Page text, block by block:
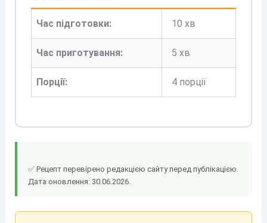
Час підготовки: 10 хв
Час приготування: 5 хв
Порції: 4 порції
✅ Рецепт перевірено редакцією сайту перед публікацією.
Дата оновлення: 30.06.2026.